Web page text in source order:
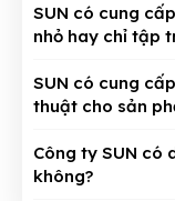
SUN có cung
nhỏ hay chỉ tập
SUN có cung
thuật cho sản
Công ty SUN có
không?